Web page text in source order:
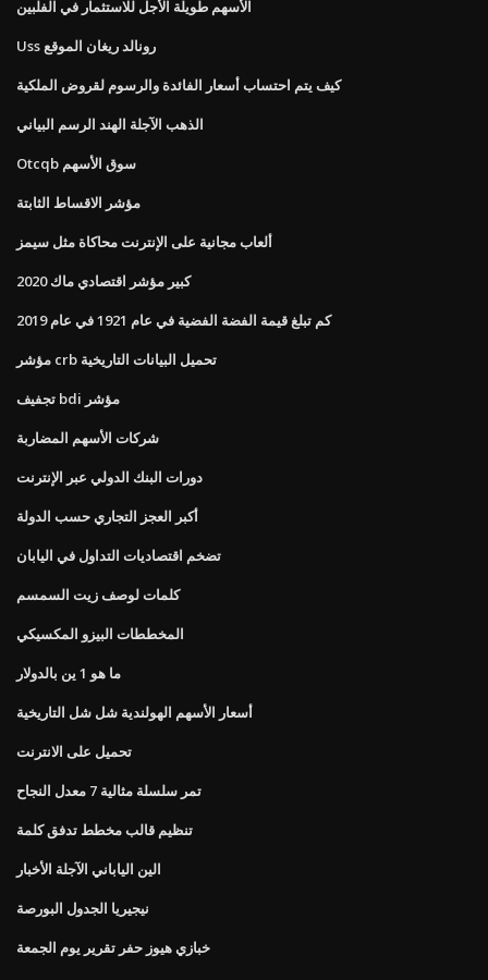
الأسهم طويلة الأجل للاستثمار في الفلبين
Uss رونالد ريغان الموقع
كيف يتم احتساب أسعار الفائدة والرسوم لقروض الملكية
الذهب الآجلة الهند الرسم البياني
Otcqb سوق الأسهم
مؤشر الاقساط الثابتة
ألعاب مجانية على الإنترنت محاكاة مثل سيمز
كبير مؤشر اقتصادي ماك 2020
كم تبلغ قيمة الفضة الفضية في عام 1921 في عام 2019
مؤشر crb تحميل البيانات التاريخية
تجفيف bdi مؤشر
شركات الأسهم المضاربة
دورات البنك الدولي عبر الإنترنت
أكبر العجز التجاري حسب الدولة
تضخم اقتصاديات التداول في اليابان
كلمات لوصف زيت السمسم
المخططات البيزو المكسيكي
ما هو 1 ين بالدولار
أسعار الأسهم الهولندية شل شل التاريخية
تحميل على الانترنت
تمر سلسلة مثالية 7 معدل النجاح
تنظيم قالب مخطط تدفق كلمة
الين الياباني الآجلة الأخبار
نيجيريا الجدول البورصة
خبازي هيوز حفر تقرير يوم الجمعة